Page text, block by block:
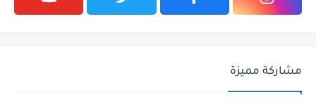
مشاركة مميزة